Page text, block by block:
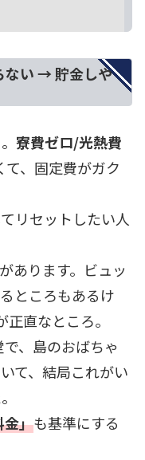
ない → 貯金しや
寮費ゼロ/光熱費
て、固定費がガク
リセットしたい人
あります。ビュッ
ところもあるけ
直なところ。
、島のおばちゃ
て、結局これがい
金」も基準にする